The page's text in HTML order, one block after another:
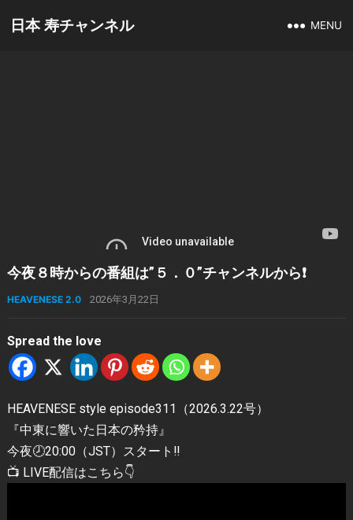
日本 寿チャンネル MENU
今夜８時からの番組は”５．０”チャンネルから❗️
HEAVENESE 2.0 2026年3月22日
Spread the love
HEAVENESE style episode311（2026.3.22号）
『中東に響いた日本の矜持』
今夜🕗20:00（JST）スタート‼️
📺 LIVE配信はこちら👇